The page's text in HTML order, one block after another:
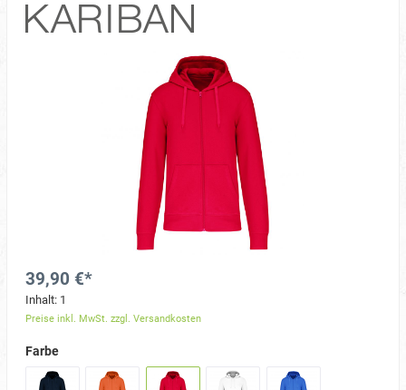
39,90 €*
Inhalt: 1
Preise inkl. MwSt. zzgl. Versandkosten
Farbe